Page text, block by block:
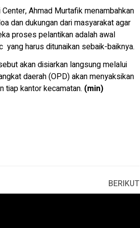
Ahmad Murtafik menambahkan
dan dukungan dari masyarakat agar
proses pelantikan adalah awal
yang harus ditunaikan sebaik-baiknya.
akan disiarkan langsung melalui
daerah (OPD) akan menyaksikan
tiap kantor kecamatan. (min)
BERIKUT